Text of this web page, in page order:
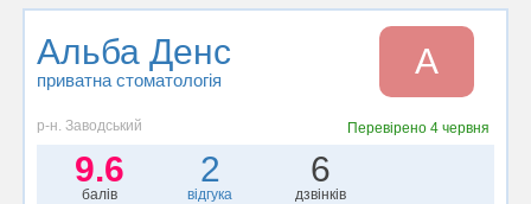
Альба Денс
приватна стоматологія А
р-н. Заводський Перевірено 4 червня
9.6
балів
2
відгука
6
дзвінків